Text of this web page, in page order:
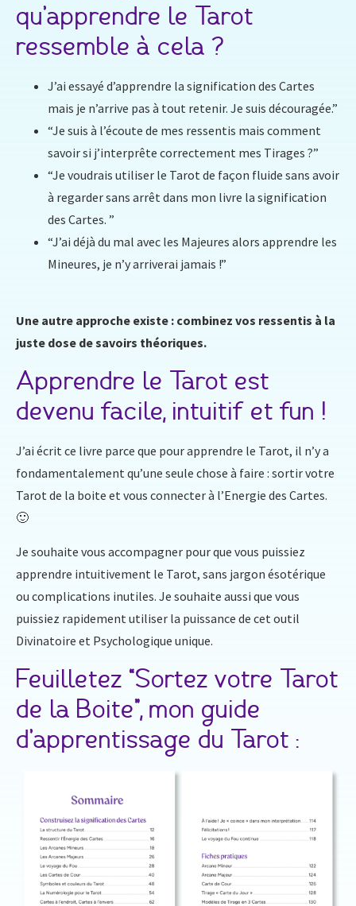
qu’apprendre le Tarot
ressemble à cela ?
J’ai essayé d’apprendre la signification des Cartes
mais je n’arrive pas à tout retenir. Je suis découragée.”
“Je suis à l’écoute de mes ressentis mais comment
savoir si j’interprête correctement mes Tirages ?”
“Je voudrais utiliser le Tarot de façon fluide sans avoir
à regarder sans arrêt dans mon livre la signification
des Cartes. ”
“J’ai déjà du mal avec les Majeures alors apprendre les
Mineures, je n’y arriverai jamais !”
Une autre approche existe : combinez vos ressentis à la
juste dose de savoirs théoriques.
Apprendre le Tarot est
devenu facile, intuitif et fun !
J’ai écrit ce livre parce que pour apprendre le Tarot, il n’y a
fondamentalement qu’une seule chose à faire : sortir votre
Tarot de la boite et vous connecter à l’Energie des Cartes.
🙂
Je souhaite vous accompagner pour que vous puissiez
apprendre intuitivement le Tarot, sans jargon ésotérique
ou complications inutiles. Je souhaite aussi que vous
puissiez rapidement utiliser la puissance de cet outil
Divinatoire et Psychologique unique.
Feuilletez “Sortez votre Tarot
de la Boite”, mon guide
d’apprentissage du Tarot :